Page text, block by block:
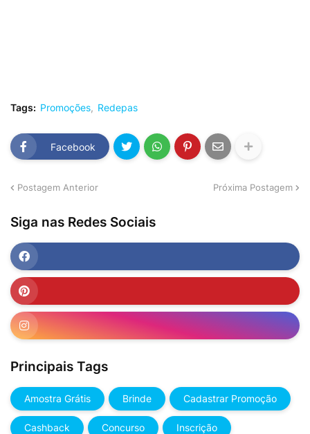
Tags: Promoções Redepas
Facebook
Postagem Anterior Próxima Postagem
Siga nas Redes Sociais
Principais Tags
Amostra Grátis Brinde Cadastrar Promoção
Cashback Concurso Inscrição